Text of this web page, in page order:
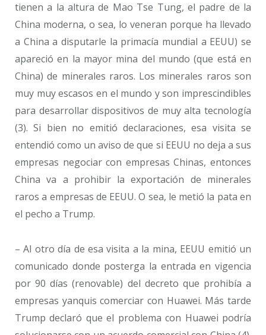
tienen a la altura de Mao Tse Tung, el padre de la
China moderna, o sea, lo veneran porque ha llevado
a China a disputarle la primacía mundial a EEUU) se
apareció en la mayor mina del mundo (que está en
China) de minerales raros. Los minerales raros son
muy muy escasos en el mundo y son imprescindibles
para desarrollar dispositivos de muy alta tecnología
(3). Si bien no emitió declaraciones, esa visita se
entendió como un aviso de que si EEUU no deja a sus
empresas negociar con empresas Chinas, entonces
China va a prohibir la exportación de minerales
raros a empresas de EEUU. O sea, le metió la pata en
el pecho a Trump.
– Al otro día de esa visita a la mina, EEUU emitió un
comunicado donde posterga la entrada en vigencia
por 90 días (renovable) del decreto que prohibía a
empresas yanquis comerciar con Huawei. Más tarde
Trump declaró que el problema con Huawei podría